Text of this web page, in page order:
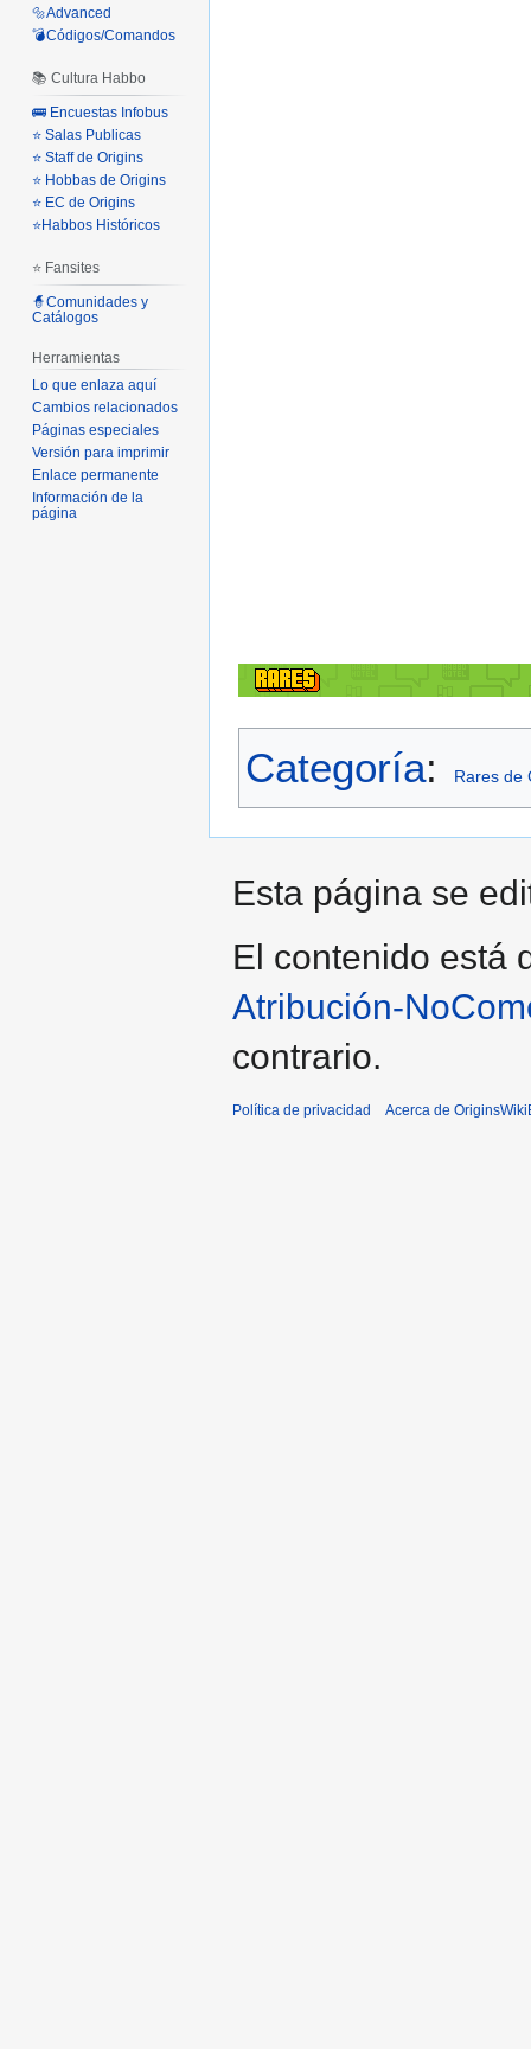
Categoría: Rares de
🔩Advanced
💣Códigos/Comandos
📚 Cultura Habbo
🚌 Encuestas Infobus
⭐ Salas Publicas
⭐ Staff de Origins
⭐ Hobbas de Origins
⭐ EC de Origins
⭐Habbos Históricos
⭐ Fansites
🧙Comunidades y
Catálogos
Herramientas
Lo que enlaza aquí
Cambios relacionados
Páginas especiales
Versión para imprimir
Enlace permanente
Información de la
página
Esta página se
El contenido está
Atribución-
contrario.
Política de privacidad Acerca de